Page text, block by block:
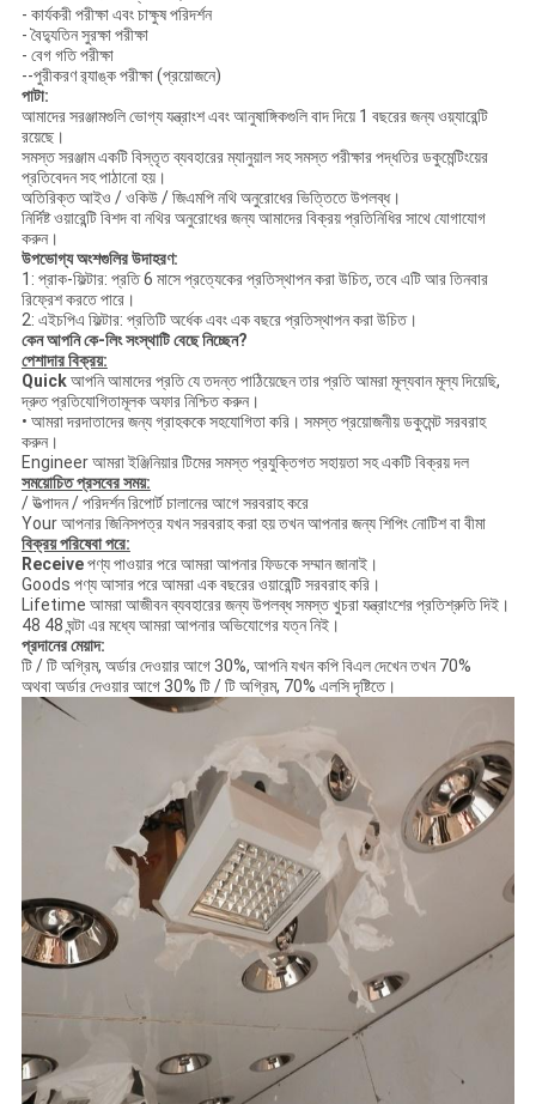
- কার্যকরী পরীক্ষা এবং চাক্ষুষ পরিদর্শন
- বৈদ্যুতিন সুরক্ষা পরীক্ষা
- বেগ গতি পরীক্ষা
--পুরীকরণ র‌্যাঙ্ক পরীক্ষা (প্রয়োজনে)
পাটা:
আমাদের সরঞ্জামগুলি ভোগ্য যন্ত্রাংশ এবং আনুষাঙ্গিকগুলি বাদ দিয়ে 1 বছরের জন্য ওয়্যারেন্টি
রয়েছে।
সমস্ত সরঞ্জাম একটি বিস্তৃত ব্যবহারের ম্যানুয়াল সহ সমস্ত পরীক্ষার পদ্ধতির ডকুমেন্টিংয়ের
প্রতিবেদন সহ পাঠানো হয়।
অতিরিক্ত আইও / ওকিউ / জিএমপি নথি অনুরোধের ভিত্তিতে উপলব্ধ।
নির্দিষ্ট ওয়ারেন্টি বিশদ বা নথির অনুরোধের জন্য আমাদের বিক্রয় প্রতিনিধির সাথে যোগাযোগ
করুন।
উপভোগ্য অংশগুলির উদাহরণ:
1: প্রাক-ফিল্টার: প্রতি 6 মাসে প্রত্যেকের প্রতিস্থাপন করা উচিত, তবে এটি আর তিনবার
রিফ্রেশ করতে পারে।
2: এইচপিএ ফিল্টার: প্রতিটি অর্ধেক এবং এক বছরে প্রতিস্থাপন করা উচিত।
কেন আপনি কে-লিং সংস্থাটি বেছে নিচ্ছেন?
পেশাদার বিক্রয়:
Quickআপনি আমাদের প্রতি যে তদন্ত পাঠিয়েছেন তার প্রতি আমরা মূল্যবান মূল্য দিয়েছি,
দ্রুত প্রতিযোগিতামূলক অফার নিশ্চিত করুন।
• আমরা দরদাতাদের জন্য গ্রাহককে সহযোগিতা করি। সমস্ত প্রয়োজনীয় ডকুমেন্ট সরবরাহ
করুন।
Engineer আমরা ইঞ্জিনিয়ার টিমের সমস্ত প্রযুক্তিগত সহায়তা সহ একটি বিক্রয় দল
সময়োচিত প্রসবের সময়:
/ উত্পাদন / পরিদর্শন রিপোর্ট চালানের আগে সরবরাহ করে
Your আপনার জিনিসপত্র যখন সরবরাহ করা হয় তখন আপনার জন্য শিপিং নোটিশ বা বীমা
বিক্রয় পরিষেবা পরে:
Receiveপণ্য পাওয়ার পরে আমরা আপনার ফিডকে সম্মান জানাই।
Goods পণ্য আসার পরে আমরা এক বছরের ওয়ারেন্টি সরবরাহ করি।
Lifetime আমরা আজীবন ব্যবহারের জন্য উপলব্ধ সমস্ত খুচরা যন্ত্রাংশের প্রতিশ্রুতি দিই।
48 48 ঘন্টা এর মধ্যে আমরা আপনার অভিযোগের যত্ন নিই।
প্রদানের মেয়াদ:
টি / টি অগ্রিম, অর্ডার দেওয়ার আগে 30%, আপনি যখন কপি বিএল দেখেন তখন 70%
অথবা অর্ডার দেওয়ার আগে 30% টি / টি অগ্রিম, 70% এলসি দৃষ্টিতে।